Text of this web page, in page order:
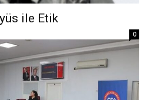
ile Etik
0